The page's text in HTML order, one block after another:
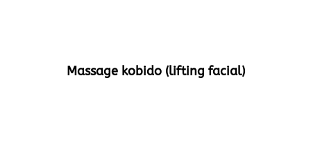
Massage kobido (lifting facial)